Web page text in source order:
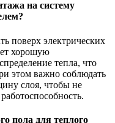
на систему
поверх электрических
хорошую
тепла, что
этом важно соблюдать
слоя, чтобы не
пола для теплого